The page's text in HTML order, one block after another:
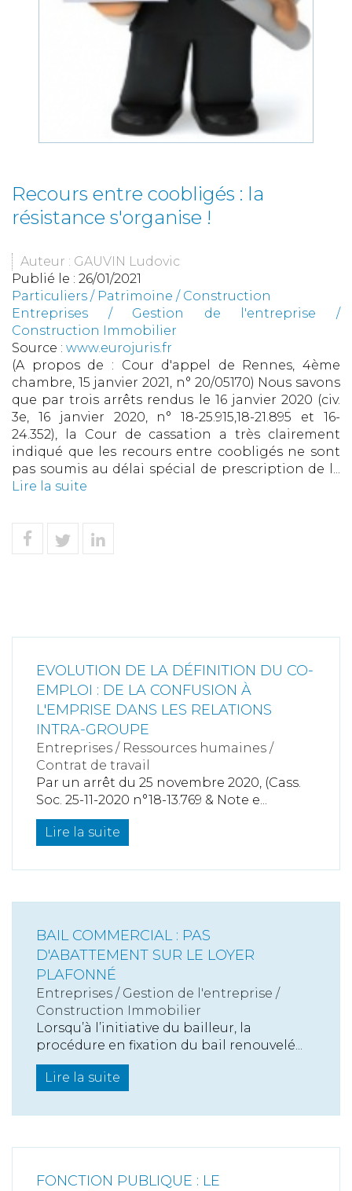
Recours entre coobligés : la
résistance s'organise !
Auteur : GAUVIN Ludovic
Publié le : 26/01/2021
Particuliers / Patrimoine / Construction
Entreprises / Gestion de l'entreprise /
Construction Immobilier
Source : www.eurojuris.fr
(A propos de : Cour d'appel de Rennes, 4ème
chambre, 15 janvier 2021, n° 20/05170) Nous savons
que par trois arrêts rendus le 16 janvier 2020 (civ.
3e, 16 janvier 2020, n° 18-25.915,18-21.895 et 16-
24.352), la Cour de cassation a très clairement
indiqué que les recours entre coobligés ne sont
pas soumis au délai spécial de prescription de l...
Lire la suite
EVOLUTION DE LA DÉFINITION DU CO-
EMPLOI : DE LA CONFUSION À
L'EMPRISE DANS LES RELATIONS
INTRA-GROUPE
Entreprises / Ressources humaines /
Contrat de travail
Par un arrêt du 25 novembre 2020, (Cass.
Soc. 25-11-2020 n°18-13.769 & Note e...
Lire la suite
BAIL COMMERCIAL : PAS
D'ABATTEMENT SUR LE LOYER
PLAFONNÉ
Entreprises / Gestion de l'entreprise /
Construction Immobilier
Lorsqu’à l’initiative du bailleur, la
procédure en fixation du bail renouvelé...
Lire la suite
FONCTION PUBLIQUE : LE